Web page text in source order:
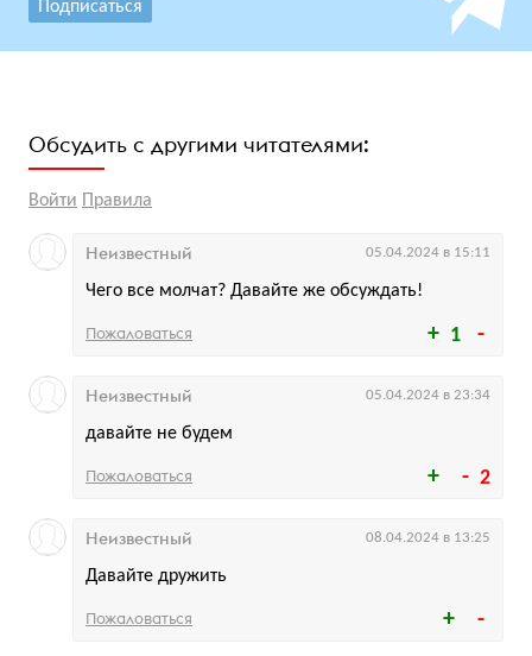
Подписаться
Обсудить с другими читателями:
Войти Правила
1
Чего все молчат? Давайте же обсуждать!
Неизвестный 05.04.2024 в 15:11
Пожаловаться
2
давайте не будем
Неизвестный 05.04.2024 в 23:34
Пожаловаться
Давайте дружить
Неизвестный 08.04.2024 в 13:25
Пожаловаться